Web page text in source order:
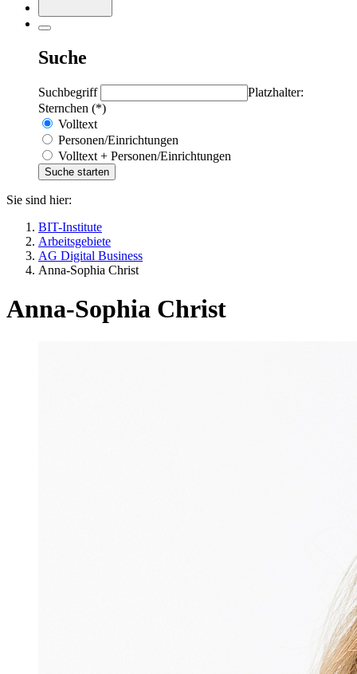
Suche
Suchbegriff
Platzhalter:
Sternchen (*)
Volltext
Personen/Einrichtungen
Volltext + Personen/Einrichtungen
Sie sind hier:
BIT-Institute
Arbeitsgebiete
AG Digital Business
Anna-Sophia Christ
Anna-Sophia Christ